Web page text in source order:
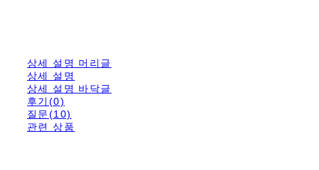
상세 설명 머리글
상세 설명
상세 설명 바닥글
후기(0)
질문(10)
관련 상품